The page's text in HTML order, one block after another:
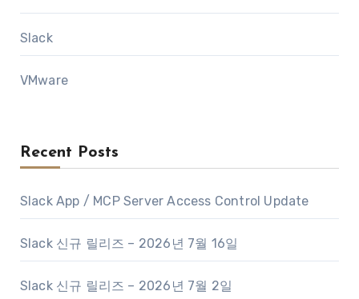
Slack
VMware
Recent Posts
Slack App / MCP Server Access Control Update
Slack 신규 릴리즈 – 2026년 7월 16일
Slack 신규 릴리즈 – 2026년 7월 2일